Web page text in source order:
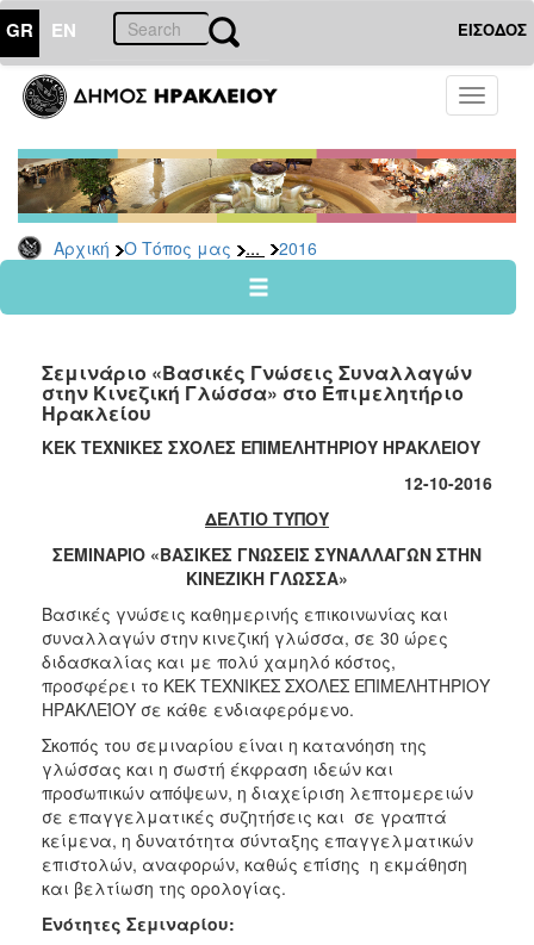
GR EN ΕΙΣΟΔΟΣ
Toggle
Αρχική Ο Τόπος μας ... 2016
ΤΟΠΟΣ
ΜΑΣ
Ανακοινώσεις
Αρχείο
2026
2024
2022
2021
2020
2017
2015
2012
2011
ΔΗΜΟΣ
ΠΟΛΙΤΙΣΜΟΣ
Σεμινάριο «Βασικές Γνώσεις Συναλλαγών
στην Κινεζική Γλώσσα» στο Επιμελητήριο
Ηρακλείου
ΚΕΚ ΤΕΧΝΙΚΕΣ ΣΧΟΛΕΣ ΕΠΙΜΕΛΗΤΗΡΙΟΥ ΗΡΑΚΛΕΙΟΥ
12-10-2016
ΔΕΛΤΙΟ ΤΥΠΟΥ
ΣΕΜΙΝΑΡΙΟ «ΒΑΣΙΚΕΣ ΓΝΩΣΕΙΣ ΣΥΝΑΛΛΑΓΩΝ ΣΤΗΝ
ΚΙΝΕΖΙΚΗ ΓΛΩΣΣΑ»
Βασικές γνώσεις καθημερινής επικοινωνίας και
συναλλαγών στην κινεζική γλώσσα, σε 30 ώρες
διδασκαλίας και με πολύ χαμηλό κόστος,
προσφέρει το ΚΕΚ ΤΕΧΝΙΚΕΣ ΣΧΟΛΕΣ ΕΠΙΜΕΛΗΤΗΡΙΟΥ
ΗΡΑΚΛΕΊΟΥ σε κάθε ενδιαφερόμενο.
Σκοπός του σεμιναρίου είναι η κατανόηση της
γλώσσας και η σωστή έκφραση ιδεών και
προσωπικών απόψεων, η διαχείριση λεπτομερειών
σε επαγγελματικές συζητήσεις και σε γραπτά
κείμενα, η δυνατότητα σύνταξης επαγγελματικών
επιστολών, αναφορών, καθώς επίσης η εκμάθηση
και βελτίωση της ορολογίας.
Ενότητες Σεμιναρίου: